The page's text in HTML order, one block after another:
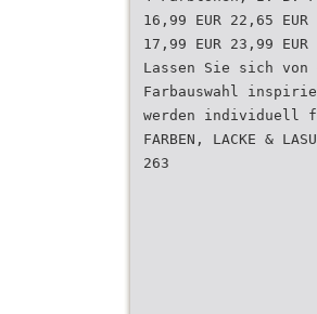
16,99 EUR 22,65
17,99 EUR 23,99
Lassen Sie sich von
Farbauswahl
werden individuell
FARBEN, LACKE &
263